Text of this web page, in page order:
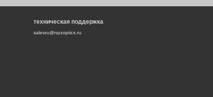
техническая поддержка
salesru@npzoptics.ru